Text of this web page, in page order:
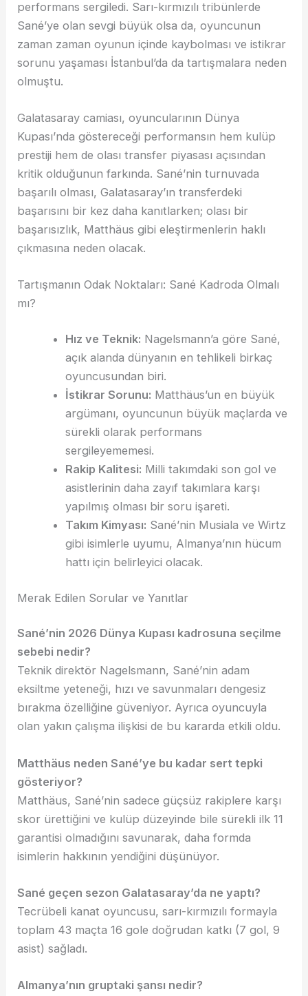
performans sergiledi. Sarı-kırmızılı tribünlerde
Sané’ye olan sevgi büyük olsa da, oyuncunun
zaman zaman oyunun içinde kaybolması ve istikrar
sorunu yaşaması İstanbul’da da tartışmalara neden
olmuştu.
Galatasaray camiası, oyuncularının Dünya
Kupası’nda göstereceği performansın hem kulüp
prestiji hem de olası transfer piyasası açısından
kritik olduğunun farkında. Sané’nin turnuvada
başarılı olması, Galatasaray’ın transferdeki
başarısını bir kez daha kanıtlarken; olası bir
başarısızlık, Matthäus gibi eleştirmenlerin haklı
çıkmasına neden olacak.
Tartışmanın Odak Noktaları: Sané Kadroda Olmalı
mı?
Hız ve Teknik: Nagelsmann’a göre Sané,
açık alanda dünyanın en tehlikeli birkaç
oyuncusundan biri.
İstikrar Sorunu: Matthäus’un en büyük
argümanı, oyuncunun büyük maçlarda ve
sürekli olarak performans
sergileyememesi.
Rakip Kalitesi: Milli takımdaki son gol ve
asistlerinin daha zayıf takımlara karşı
yapılmış olması bir soru işareti.
Takım Kimyası: Sané’nin Musiala ve Wirtz
gibi isimlerle uyumu, Almanya’nın hücum
hattı için belirleyici olacak.
Merak Edilen Sorular ve Yanıtlar
Sané’nin 2026 Dünya Kupası kadrosuna seçilme
sebebi nedir?
Teknik direktör Nagelsmann, Sané’nin adam
eksiltme yeteneği, hızı ve savunmaları dengesiz
bırakma özelliğine güveniyor. Ayrıca oyuncuyla
olan yakın çalışma ilişkisi de bu kararda etkili oldu.
Matthäus neden Sané’ye bu kadar sert tepki
gösteriyor?
Matthäus, Sané’nin sadece güçsüz rakiplere karşı
skor ürettiğini ve kulüp düzeyinde bile sürekli ilk 11
garantisi olmadığını savunarak, daha formda
isimlerin hakkının yendiğini düşünüyor.
Sané geçen sezon Galatasaray’da ne yaptı?
Tecrübeli kanat oyuncusu, sarı-kırmızılı formayla
toplam 43 maçta 16 gole doğrudan katkı (7 gol, 9
asist) sağladı.
Almanya’nın gruptaki şansı nedir?